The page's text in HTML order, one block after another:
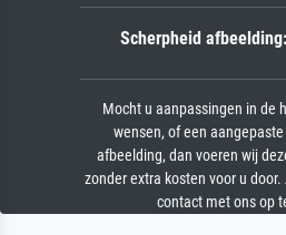
Scherpheid afbeelding:
Mocht u aanpassingen in de
wensen, of een
afbeelding, dan voeren wij
zonder extra kosten voor u
contact met ons op